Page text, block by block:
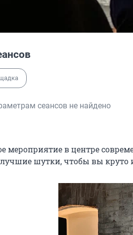
сеансов не найдено
мероприятие в центре
шутки, чтобы вы круто